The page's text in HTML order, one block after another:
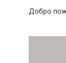
Добро